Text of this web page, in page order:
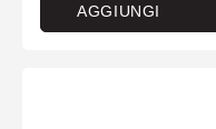
AGGIUNGI